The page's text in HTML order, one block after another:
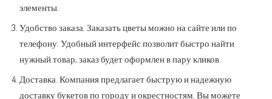
элементы.
Удобство заказа. Заказать цветы можно на сайте или по
телефону. Удобный интерфейс позволит быстро найти
нужный товар, заказ будет оформлен в пару кликов.
Доставка. Компания предлагает быструю и надежную
доставку букетов по городу и окрестностям. Вы можете